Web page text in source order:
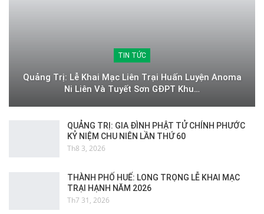
TIN TỨC
Quảng Trị: Lễ Khai Mạc Liên Trại Huấn Luyện Anoma
Ni Liên Và Tuyết Sơn GĐPT Khu…
QUẢNG TRỊ: GIA ĐÌNH PHẬT TỬ CHÍNH PHƯỚC
KỶ NIỆM CHU NIÊN LẦN THỨ 60
Th8 3, 2026
THÀNH PHỐ HUẾ: LONG TRỌNG LỄ KHAI MẠC
TRẠI HẠNH NĂM 2026
Th7 31, 2026